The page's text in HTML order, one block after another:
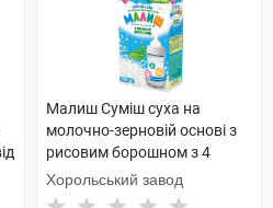
Малиш Суміш суха на
молочно-зерновій основі з
рисовим борошном з 4
місяців 350 г 1 коробка
Хорольський завод